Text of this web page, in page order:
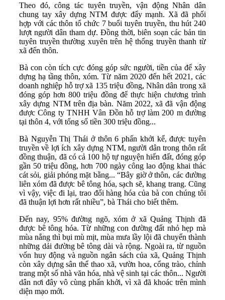
Theo đó, công tác tuyên truyền, vận động Nhân dân
chung tay xây dựng NTM được đẩy mạnh. Xã đã phối
hợp với các thôn tổ chức 7 buổi tuyên truyền, thu hút 240
lượt người dân tham dự. Đồng thời, biên soạn các bản tin
tuyên truyền thường xuyên trên hệ thống truyền thanh từ
xã đến thôn.
Bà con còn tích cực đóng góp sức người, tiền của để xây
dựng hạ tầng thôn, xóm. Từ năm 2020 đến hết 2021, các
doanh nghiệp hỗ trợ xã 135 triệu đồng, Nhân dân trong xã
đóng góp hơn 800 triệu đồng để thực hiện chương trình
xây dựng NTM trên địa bàn. Năm 2022, xã đã vận động
được Công ty TNHH Vân Đồn hỗ trợ làm 200 m đường
tại thôn 4, với tổng số tiền 300 triệu đồng...
Bà Nguyễn Thị Thái ở thôn 6 phấn khởi kể, được tuyên
truyền về lợi ích xây dựng NTM, người dân trong thôn rất
đồng thuận, đã có cả 100 hộ tự nguyện hiến đất, đóng góp
gần 50 triệu đồng, hơn 700 ngày công lao động khai thác
cát sỏi, giải phóng mặt bằng... “Bây giờ ở thôn, các đường
liên xóm đã được bê tông hóa, sạch sẽ, khang trang. Cũng
vì vậy, việc đi lại, trao đổi hàng hóa của bà con chúng tôi
đã thuận lợi hơn rất nhiều”, bà Thái cho biết thêm.
Đến nay, 95% đường ngõ, xóm ở xã Quảng Thịnh đã
được bê tông hóa. Từ những con đường đất nhỏ hẹp mà
mùa nắng thì bụi mù mịt, mùa mưa lầy lội đã chuyển thành
những dải đường bê tông dài và rộng. Ngoài ra, từ nguồn
vốn huy động và nguồn ngân sách của xã, Quảng Thịnh
còn xây dựng sân thể thao xã, vườn hoa, cổng trào, chỉnh
trang một số nhà văn hóa, nhà vệ sinh tại các thôn... Người
dân nơi đây vô cùng phấn khởi, vì xã đã khoác trên mình
diện mạo mới.